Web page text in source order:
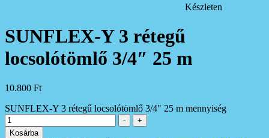
Készleten
SUNFLEX-Y 3 rétegű
locsolótömlő 3/4″ 25 m
10.800 Ft
SUNFLEX-Y 3 rétegű locsolótömlő 3/4" 25 m mennyiség
-
+
Kosárba